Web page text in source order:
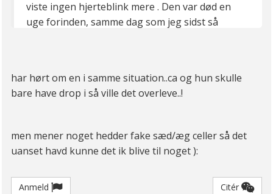
viste ingen hjerteblink mere . Den var død en
uge forinden, samme dag som jeg sidst så
skal man bede om at de fortæller hvad kønnet
var? Og hvor længe går der ca før man får svar
Jeg har den herhjemme i dens æske/kiste fra
Min oldemors grav
øv hvor er det fucking
har hørt om en i samme situation..ca og hun skulle
bare have drop i så ville det overleve..!
men mener noget hedder fake sæd/æg celler så det
uanset havd kunne det ik blive til noget ):
Anmeld Citér